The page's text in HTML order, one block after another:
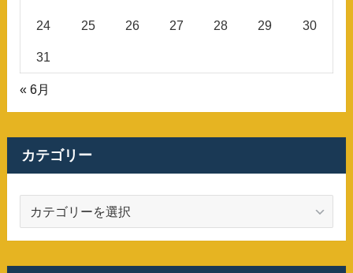
24 25 26 27 28 29 30
31
« 6月
カテゴリー
ゴ
リ